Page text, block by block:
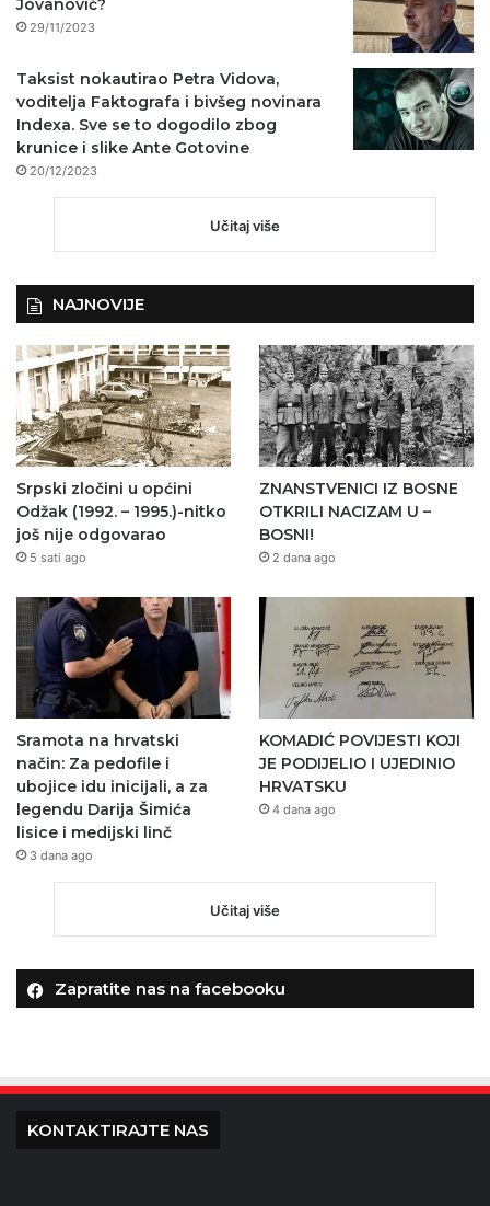
Jovanović?
29/11/2023
Taksist nokautirao Petra Vidova,
voditelja Faktografa i bivšeg novinara
Indexa. Sve se to dogodilo zbog
krunice i slike Ante Gotovine
20/12/2023
Učitaj više
NAJNOVIJE
Srpski zločini u općini
Odžak (1992. – 1995.)-nitko
još nije odgovarao
5 sati ago
ZNANSTVENICI IZ BOSNE
OTKRILI NACIZAM U –
BOSNI!
2 dana ago
Sramota na hrvatski
način: Za pedofile i
ubojice idu inicijali, a za
legendu Darija Šimića
lisice i medijski linč
3 dana ago
KOMADIĆ POVIJESTI KOJI
JE PODIJELIO I UJEDINIO
HRVATSKU
4 dana ago
Učitaj više
Zapratite nas na facebooku
KONTAKTIRAJTE NAS